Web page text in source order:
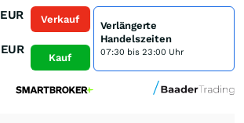
EUR
EUR
Verkauf
Kauf
Verlängerte
Handelszeiten
07:30 bis 23:00 Uhr